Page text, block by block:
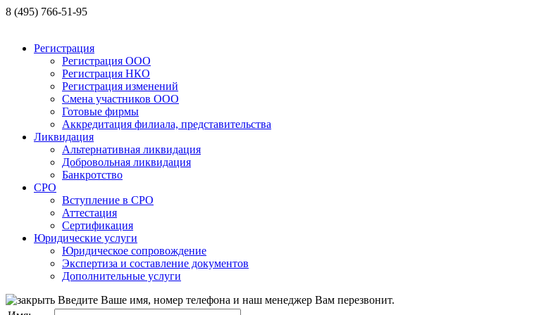
8 (495) 766-51-95
Регистрация
Регистрация ООО
Регистрация НКО
Регистрация изменений
Смена участников ООО
Готовые фирмы
Аккредитация филиала, представительства
Ликвидация
Альтернативная ликвидация
Добровольная ликвидация
Банкротство
СРО
Вступление в СРО
Аттестация
Сертификация
Юридические услуги
Юридическое сопровождение
Экспертиза и составление документов
Дополнительные услуги
Введите Ваше имя, номер телефона и наш менеджер Вам перезвонит.